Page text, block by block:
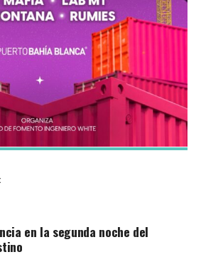
en la segunda noche del